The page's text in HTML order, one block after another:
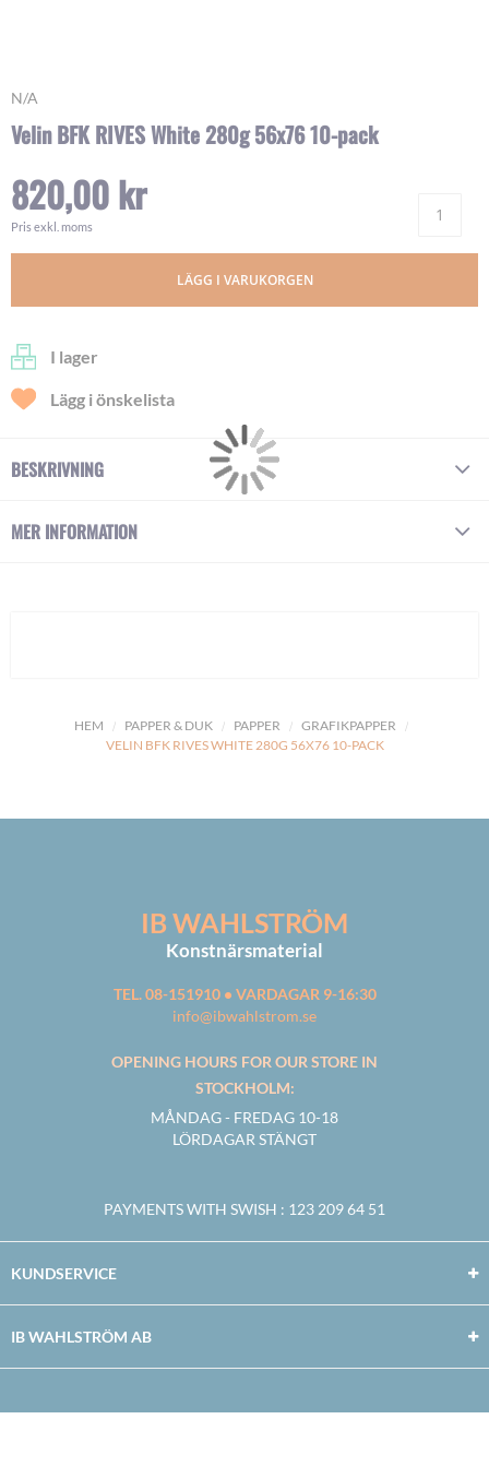
HEM PAPPER & DUK PAPPER
GRAFIKPAPPER
VELIN BFK RIVES WHITE 280G 56X76 10-PACK
N/A
Velin BFK RIVES White 280g 56x76 10-pack
820,00 kr
Pris exkl. moms
LÄGG I VARUKORGEN
I lager
Lägg i önskelista
Skip
the
of
the
images
BESKRIVNING
MER INFORMATION
IB WAHLSTRÖM
Konstnärsmaterial
TEL. 08-151910 • VARDAGAR 9-16:30
info@ibwahlstrom.se
OPENING HOURS FOR OUR STORE IN
STOCKHOLM:
MÅNDAG - FREDAG 10-18
LÖRDAGAR STÄNGT
PAYMENTS WITH SWISH : 123 209 64 51
KUNDSERVICE
IB WAHLSTRÖM AB
Facebook
TwitterYoutubeInstagram